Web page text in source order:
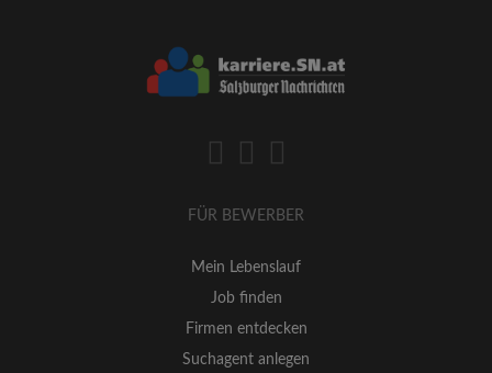
FÜR BEWERBER
Mein Lebenslauf
Job finden
Firmen entdecken
Suchagent anlegen